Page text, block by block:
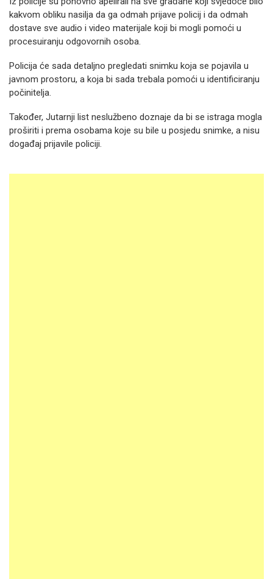
kakvom obliku nasilja da ga odmah prijave policij i da odmah
dostave sve audio i video materijale koji bi mogli pomoći u
procesuiranju odgovornih osoba.
Policija će sada detaljno pregledati snimku koja se pojavila u
javnom prostoru, a koja bi sada trebala pomoći u identificiranju
počinitelja.
Također, Jutarnji list neslužbeno doznaje da bi se istraga mogla
proširiti i prema osobama koje su bile u posjedu snimke, a nisu
događaj prijavile policiji.